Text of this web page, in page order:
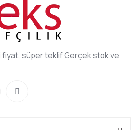
fiyat, süper teklif Gerçek stok ve